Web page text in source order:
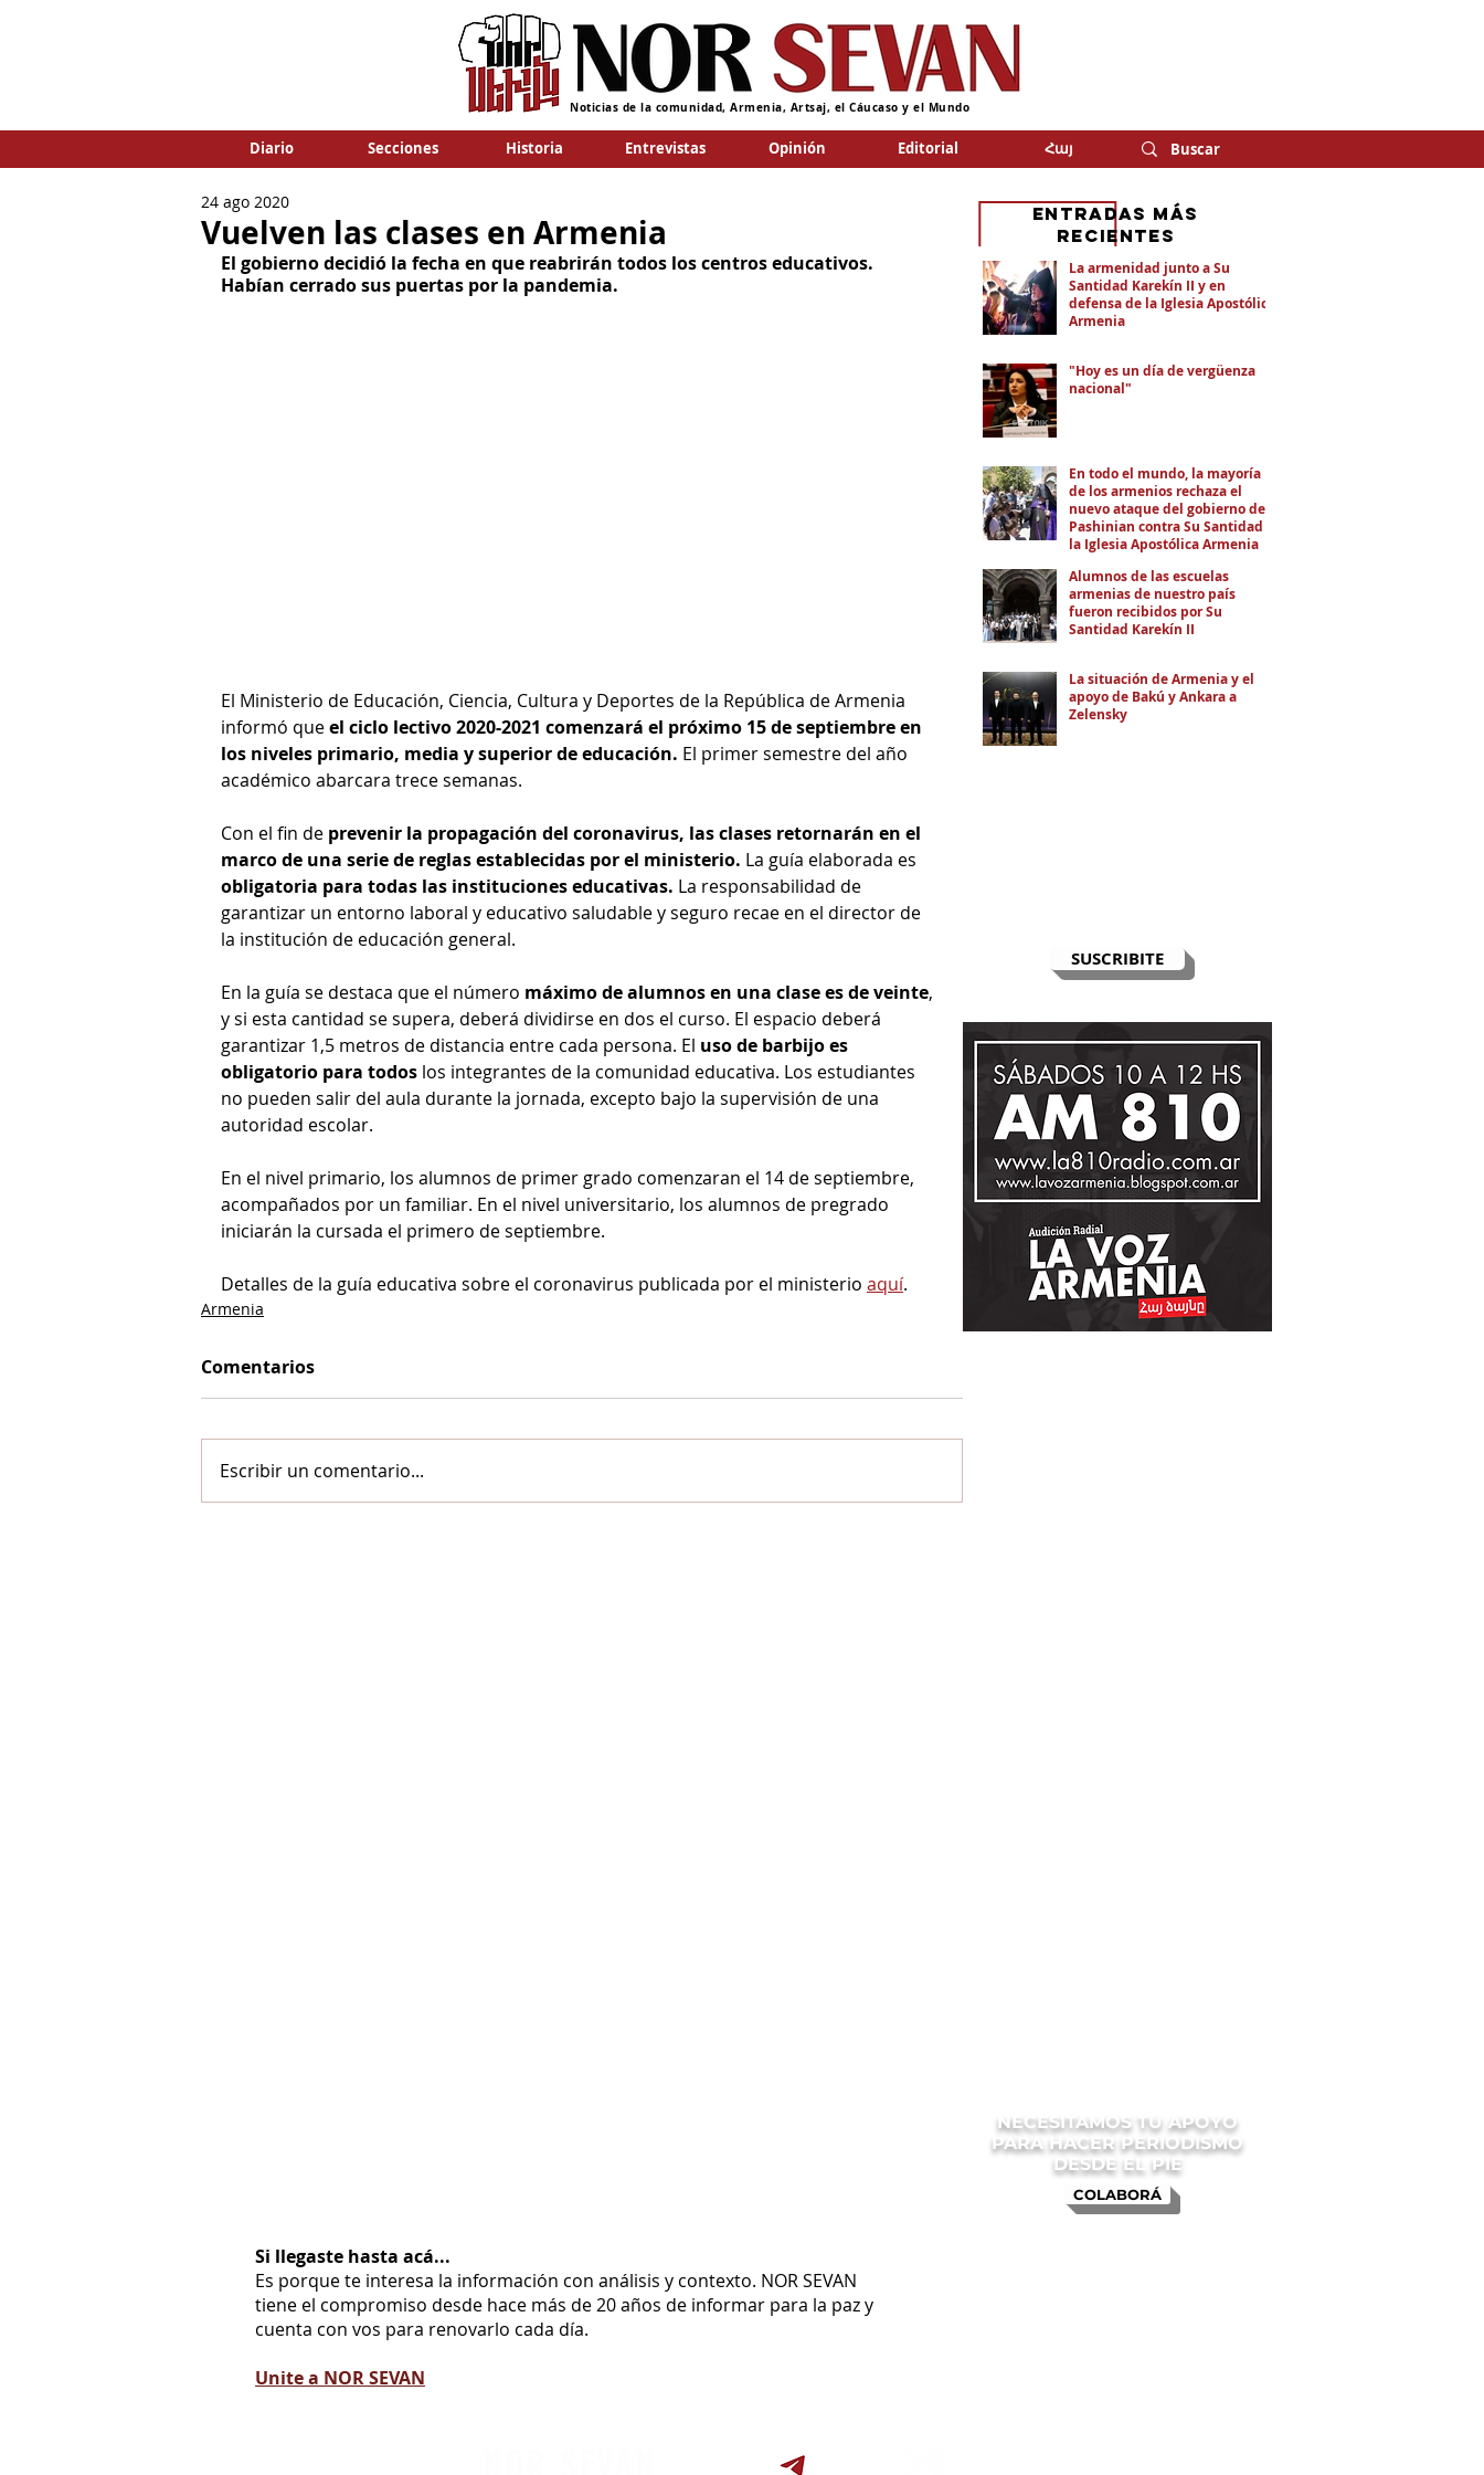
Noticias de la comunidad, Armenia, Artsaj, el Cáucaso y el Mundo
Diario Secciones Historia Entrevistas Opinión Editorial Հայ
Vuelven las clases en Armenia
24 ago 2020
El gobierno decidió la fecha en que reabrirán todos los centros educativos.
Habían cerrado sus puertas por la pandemia.
El Ministerio de Educación, Ciencia, Cultura y Deportes de la República de Armenia
informó que el ciclo lectivo 2020-2021 comenzará el próximo 15 de septiembre en
los niveles primario, media y superior de educación. El primer semestre del año
académico abarcara trece semanas.
Con el fin de prevenir la propagación del coronavirus, las clases retornarán en el
marco de una serie de reglas establecidas por el ministerio. La guía elaborada es
obligatoria para todas las instituciones educativas. La responsabilidad de
garantizar un entorno laboral y educativo saludable y seguro recae en el director de
la institución de educación general.
En la guía se destaca que el número máximo de alumnos en una clase es de veinte,
y si esta cantidad se supera, deberá dividirse en dos el curso. El espacio deberá
garantizar 1,5 metros de distancia entre cada persona. El uso de barbijo es
obligatorio para todos los integrantes de la comunidad educativa. Los estudiantes
no pueden salir del aula durante la jornada, excepto bajo la supervisión de una
autoridad escolar.
En el nivel primario, los alumnos de primer grado comenzaran el 14 de septiembre,
acompañados por un familiar. En el nivel universitario, los alumnos de pregrado
iniciarán la cursada el primero de septiembre.
Detalles de la guía educativa sobre el coronavirus publicada por el ministerio aquí.
Armenia
Comentarios
Escribir un comentario...
SUSCRIBITE
La armenidad junto a Su
Santidad Karekín II y en
defensa de la Iglesia Apostólica
Armenia
"Hoy es un día de vergüenza
nacional"
En todo el mundo, la mayoría
de los armenios rechaza el
nuevo ataque del gobierno de
Pashinian contra Su Santidad y
la Iglesia Apostólica Armenia
Alumnos de las escuelas
armenias de nuestro país
fueron recibidos por Su
Santidad Karekín II
La situación de Armenia y el
apoyo de Bakú y Ankara a
Zelensky
eNTRADAS MÁS
RECIENTES
COLABORÁ
NECESITAMOS TU APOYO
PARA HACER PERIODISMO
DESDE EL PIE
Si llegaste hasta acá...
Es porque te interesa la información con análisis y contexto. NOR SEVAN
tiene el compromiso desde hace más de 20 años de informar para la paz y
cuenta con vos para renovarlo cada día.
Unite a NOR SEVAN